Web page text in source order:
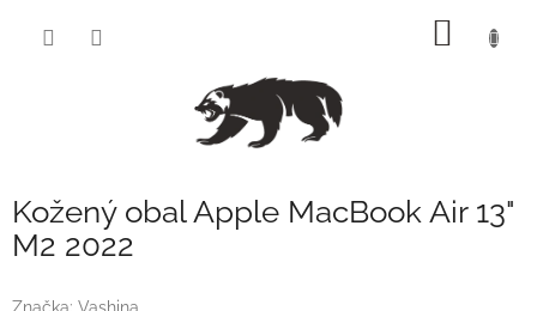
Kožený obal Apple MacBook Air 13"
M2 2022